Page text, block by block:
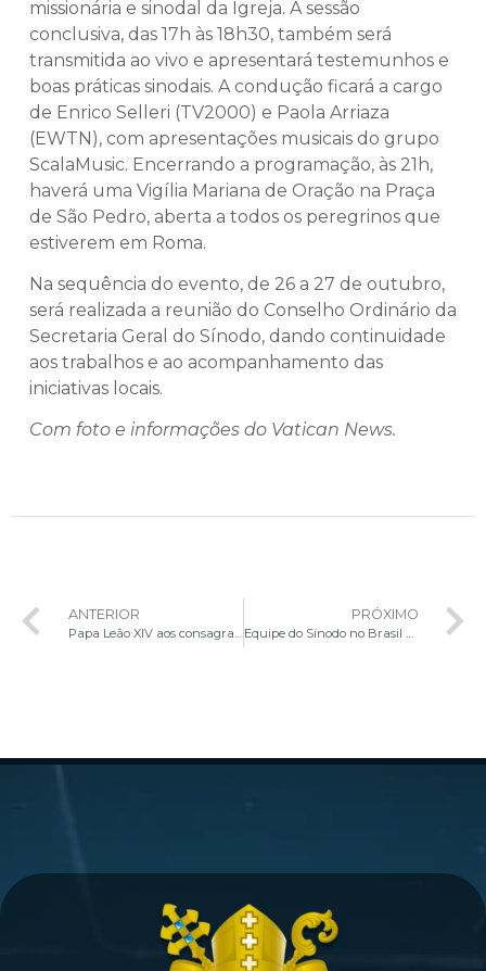
missionária e sinodal da Igreja. A sessão
conclusiva, das 17h às 18h30, também será
transmitida ao vivo e apresentará testemunhos e
boas práticas sinodais. A condução ficará a cargo
de Enrico Selleri (TV2000) e Paola Arriaza
(EWTN), com apresentações musicais do grupo
ScalaMusic. Encerrando a programação, às 21h,
haverá uma Vigília Mariana de Oração na Praça
de São Pedro, aberta a todos os peregrinos que
estiverem em Roma.
Na sequência do evento, de 26 a 27 de outubro,
será realizada a reunião do Conselho Ordinário da
Secretaria Geral do Sínodo, dando continuidade
aos trabalhos e ao acompanhamento das
iniciativas locais.
Com foto e informações do Vatican News.
ANTERIOR
Papa Leão XIV aos consagrados: “Sejam especialistas em sinodalidade”
PRÓXIMO
Equipe do Sínodo no Brasil participa do Jubileu no Vaticano e renova o compromisso com a caminhada sinodal